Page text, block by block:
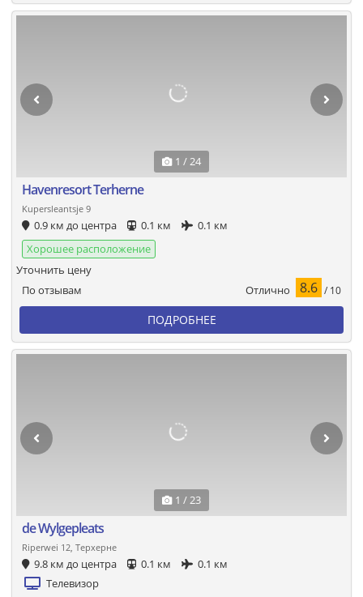
1 / 24
Havenresort Terherne
Kupersleantsje 9
0.9 км до центра 0.1 км
0.1 км
Хорошее расположение
По отзывам Отлично 8.6 / 10
Уточнить цену
ПОДРОБНЕЕ
1 / 23
de Wylgepleats
Riperwei 12, Терхерне
9.8 км до центра 0.1 км
0.1 км
Телевизор